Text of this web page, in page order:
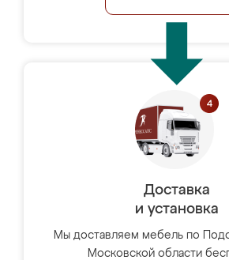
Доставка
и установка
Мы доставляем мебель по
Московской области